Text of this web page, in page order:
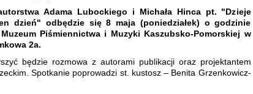
Adama Lubockiego i Michała Hinca pt. "Dzieje
dzień" odbędzie się 8 maja (poniedziałek) o godzinie
Piśmiennictwa i Muzyki Kaszubsko-Pomorskiej w
2a.
będzie rozmowa z autorami publikacji oraz projektantem
Spotkanie poprowadzi st. kustosz – Benita Grzenkowicz-